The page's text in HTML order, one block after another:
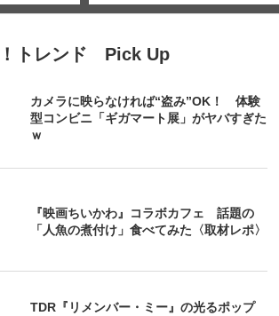
トレンド Pick Up
カメラに映らなければ“盗み”OK！ 体験
型コンビニ「ギガマート展」がヤバすぎた
ｗ
『映画ちいかわ』コラボカフェ 話題の
「人魚の煮付け」食べてみた〈取材レポ〉
TDR『リメンバー・ミー』の光るポップ